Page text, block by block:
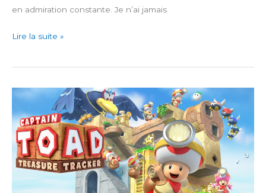
en admiration constante. Je n’ai jamais
Gris
Lire la suite »